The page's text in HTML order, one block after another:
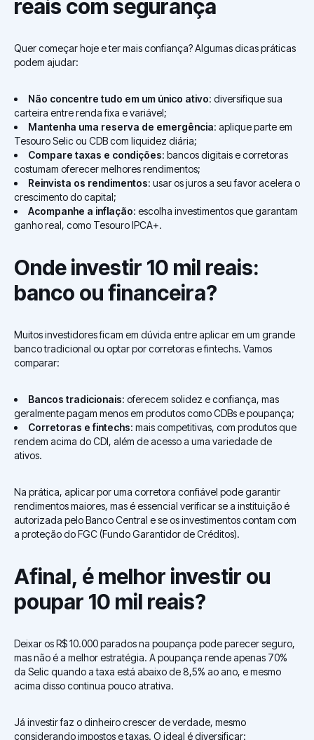
reais com segurança
Quer começar hoje e ter mais confiança? Algumas dicas práticas
podem ajudar:
Não concentre tudo em um único ativo: diversifique sua
carteira entre renda fixa e variável;
Mantenha uma reserva de emergência: aplique parte em
Tesouro Selic ou CDB com liquidez diária;
Compare taxas e condições: bancos digitais e corretoras
costumam oferecer melhores rendimentos;
Reinvista os rendimentos: usar os juros a seu favor acelera o
crescimento do capital;
Acompanhe a inflação: escolha investimentos que garantam
ganho real, como Tesouro IPCA+.
Onde investir 10 mil reais:
banco ou financeira?
Muitos investidores ficam em dúvida entre aplicar em um grande
banco tradicional ou optar por corretoras e fintechs. Vamos
comparar:
Bancos tradicionais: oferecem solidez e confiança, mas
geralmente pagam menos em produtos como CDBs e poupança;
Corretoras e fintechs: mais competitivas, com produtos que
rendem acima do CDI, além de acesso a uma variedade de
ativos.
Na prática, aplicar por uma corretora confiável pode garantir
rendimentos maiores, mas é essencial verificar se a instituição é
autorizada pelo Banco Central e se os investimentos contam com
a proteção do FGC (Fundo Garantidor de Créditos).
Afinal, é melhor investir ou
poupar 10 mil reais?
Deixar os R$ 10.000 parados na poupança pode parecer seguro,
mas não é a melhor estratégia. A poupança rende apenas 70%
da Selic quando a taxa está abaixo de 8,5% ao ano, e mesmo
acima disso continua pouco atrativa.
Já investir faz o dinheiro crescer de verdade, mesmo
considerando impostos e taxas. O ideal é diversificar: